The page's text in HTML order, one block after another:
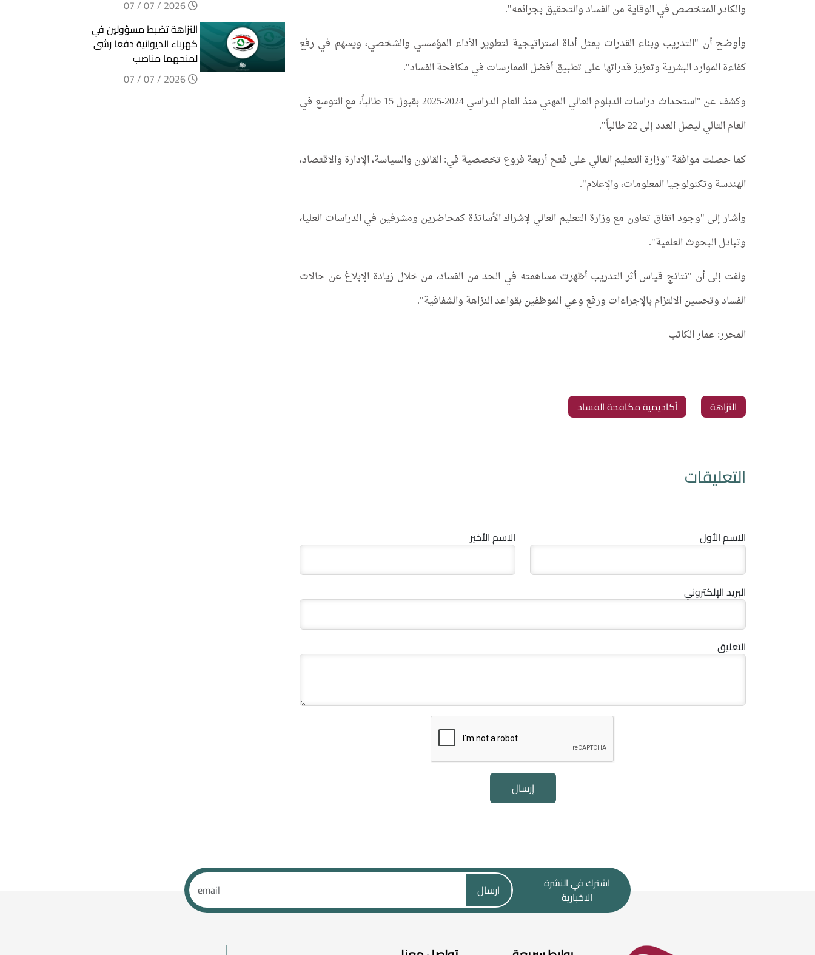
والكادر المتخصص في الوقاية من الفساد والتحقيق بجرائمه".
وأوضح أن "التدريب وبناء القدرات يمثل أداة استراتيجية لتطوير الأداء المؤسسي والشخصي، ويسهم في رفع
كفاءة الموارد البشرية وتعزيز قدراتها على تطبيق أفضل الممارسات في مكافحة الفساد".
وكشف عن "استحداث دراسات الدبلوم العالي المهني منذ العام الدراسي 2024-2025 بقبول 15 طالباً، مع التوسع في
العام التالي ليصل العدد إلى 22 طالباً".
كما حصلت موافقة "وزارة التعليم العالي على فتح أربعة فروع تخصصية في: القانون والسياسة، الإدارة والاقتصاد،
الهندسة وتكنولوجيا المعلومات، والإعلام".
وأشار إلى "وجود اتفاق تعاون مع وزارة التعليم العالي لإشراك الأساتذة كمحاضرين ومشرفين في الدراسات العليا،
وتبادل البحوث العلمية".
ولفت إلى أن "نتائج قياس أثر التدريب أظهرت مساهمته في الحد من الفساد، من خلال زيادة الإبلاغ عن حالات
الفساد وتحسين الالتزام بالإجراءات ورفع وعي الموظفين بقواعد النزاهة والشفافية".
المحرر: عمار الكاتب
النزاهة أكاديمية مكافحة الفساد
التعليقات
الاسم الأول الاسم الأخير
البريد الإلكتروني
التعليق
إرسال
النزاهة تضبط مسؤولين في
كهرباء الديوانية دفعا رشى
لمنحهما مناصب
اشترك في النشرة
الاخبارية
ارسال